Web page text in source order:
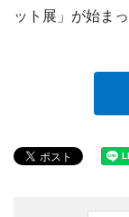
ット展」が始まっ